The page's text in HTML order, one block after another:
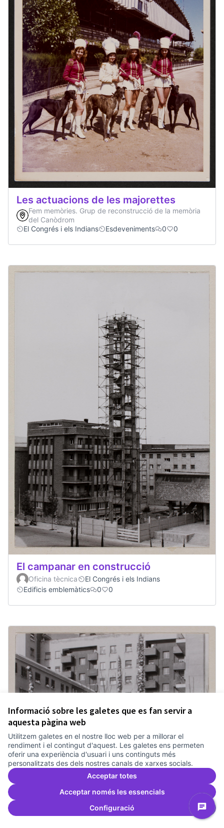
Informació sobre les galetes que es fan servir a
aquesta pàgina web
Utilitzem galetes en el nostre lloc web per a millorar el
rendiment i el contingut d'aquest. Les galetes ens permeten
oferir una experiència d'usuari i uns continguts més
personalitzats des dels nostres canals de xarxes socials.
Acceptar totes
Acceptar només les essencials
Configuració
Les actuacions de les majorettes
Fem memòries. Grup de reconstrucció de la memòria
del Canòdrom
El Congrés i els Indians
Esdeveniments 0 0
El campanar en construcció
Oficina tècnica
El Congrés i els Indians
Edificis emblemàtics
0 0